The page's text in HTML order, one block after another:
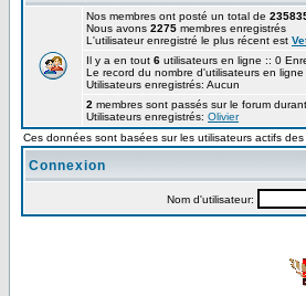
Nos membres ont posté un total de
Nous avons 2275 membres enregistrés
L'utilisateur enregistré le plus récent est
Il y a en tout 6 utilisateurs en ligne :: 0
Le record du nombre d'utilisateurs en ligne
Utilisateurs enregistrés: Aucun
2 membres sont passés sur le forum
Utilisateurs enregistrés: Olivier
Ces données sont basées sur les utilisateurs actifs
Connexion
Nom d'utilisateur: